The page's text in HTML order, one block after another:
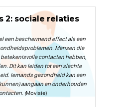
2: sociale relaties
een beschermend effect als een
Mensen die
contacten hebben,
Dit kan leiden tot een slechte
Iemands gezondheid kan een
aangaan en onderhouden
(Movisie)